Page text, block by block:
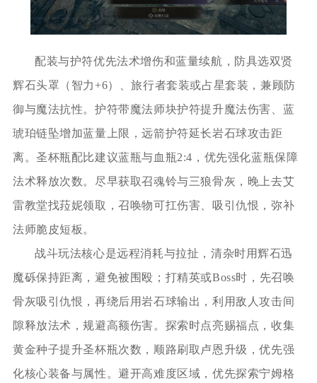
配装与护符优先法术增伤和蓝量续航，防具选双贤
辉石头罩（智力+6）、旅行者套装或占星套装，兼顾防
御与魔法抗性。护符带魔法师块护符提升魔法伤害、蓝
琥珀链坠增加蓝量上限，远箭护符延长岩石球攻击距
离。圣杯瓶配比建议蓝瓶与血瓶2:4，优先强化蓝瓶保障
法术释放次数。尽早获取召魂铃与三狼骨灰，晚上去艾
雷教堂找菈妮领取，召唤物可扛伤害、吸引仇恨，弥补
法师脆皮短板。
战斗玩法核心是远程消耗与拉扯，清杂时用辉石迅
魔砾保持距离，避免被围殴；打精英或Boss时，先召唤
骨灰吸引仇恨，再绕后用岩石球输出，利用敌人攻击间
隙释放法术，规避高额伤害。探索时点亮赐福点，收集
黄金种子提升圣杯瓶次数，顺路刷取卢恩升级，优先强
化核心装备与属性。避开高难度区域，优先探索宁姆格